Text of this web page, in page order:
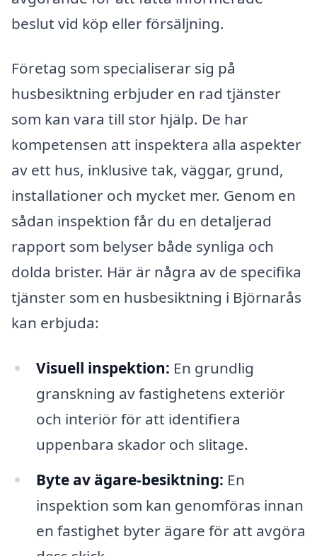
beslut vid köp eller försäljning.
Företag som specialiserar sig på
husbesiktning erbjuder en rad tjänster
som kan vara till stor hjälp. De har
kompetensen att inspektera alla aspekter
av ett hus, inklusive tak, väggar, grund,
installationer och mycket mer. Genom en
sådan inspektion får du en detaljerad
rapport som belyser både synliga och
dolda brister. Här är några av de specifika
tjänster som en husbesiktning i Björnarås
kan erbjuda:
Visuell inspektion: En grundlig
granskning av fastighetens exteriör
och interiör för att identifiera
uppenbara skador och slitage.
Byte av ägare-besiktning: En
inspektion som kan genomföras innan
en fastighet byter ägare för att avgöra